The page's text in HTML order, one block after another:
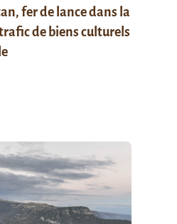
fer de lance dans la
de biens culturels